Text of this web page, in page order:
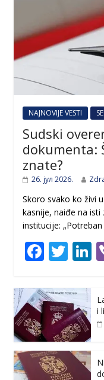
NAJNOVIJE VESTI
Sudski
dokumenta:
znate?
26. јул 2026.
Skoro svako ko živi
kasnije, naiđe na isti
institucije:
F
e
b
o
o
k
T
itt
er e
i